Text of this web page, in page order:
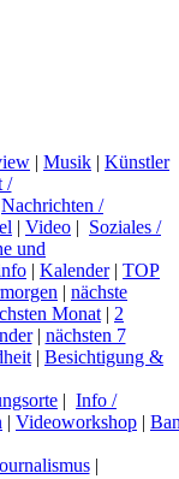
| Musik | Künstler
/
Nachrichten /
| Video | Soziales /
und
| Kalender| TOP
| nächste
Monat | 2
| nächsten 7
| Besichtigung &
| Info /
| Videoworkshop |
|